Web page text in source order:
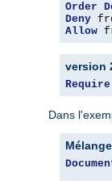
Order
Deny
Allow
version
Require
Dans